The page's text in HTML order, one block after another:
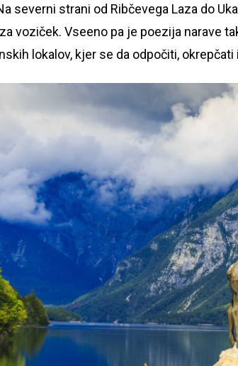
severni strani od Ribčevega Laza do
voziček. Vseeno pa je poezija narave
lokalov, kjer se da odpočiti, okrepčati